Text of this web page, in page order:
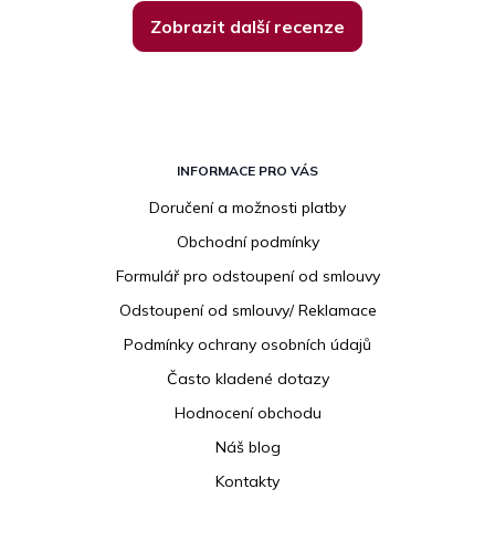
Zobrazit další recenze
INFORMACE PRO VÁS
Doručení a možnosti platby
Obchodní podmínky
Formulář pro odstoupení od smlouvy
Odstoupení od smlouvy/ Reklamace
Podmínky ochrany osobních údajů
Často kladené dotazy
Hodnocení obchodu
Náš blog
Kontakty